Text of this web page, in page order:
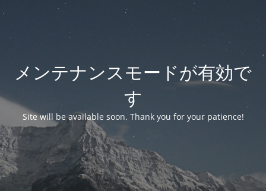
メンテナンスモードが有効で
す
Site will be available soon. Thank you for your patience!